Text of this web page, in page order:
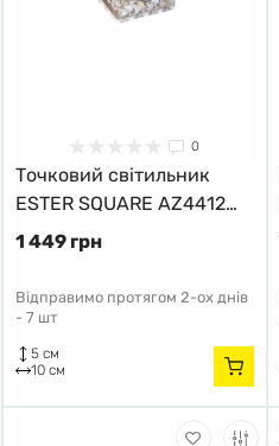
0
Точковий світильник
ESTER SQUARE AZ4412
Azzardo
1 449 грн
Відправимо протягом 2-ох днів
- 7 шт
5 см
10 см